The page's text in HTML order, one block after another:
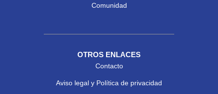
Comunidad
OTROS ENLACES
Contacto
Aviso legal y Política de privacidad